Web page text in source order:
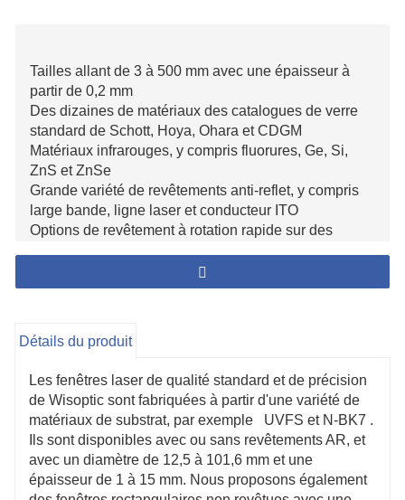
Tailles allant de 3 à 500 mm avec une épaisseur à
partir de 0,2 mm
Des dizaines de matériaux des catalogues de verre
standard de Schott, Hoya, Ohara et CDGM
Matériaux infrarouges, y compris fluorures, Ge, Si,
ZnS et ZnSe
Grande variété de revêtements anti-reflet, y compris
large bande, ligne laser et conducteur ITO
Options de revêtement à rotation rapide sur des
Dimensionnement personnalisé rapide de tous les
matériaux de verre flotté
Détails du produit
Les fenêtres laser de qualité standard et de précision
de Wisoptic sont fabriquées à partir d'une variété de
matériaux de substrat, par exemple UVFS et N-BK7 .
Ils sont disponibles avec ou sans revêtements AR, et
avec un diamètre de 12,5 à 101,6 mm et une
épaisseur de 1 à 15 mm. Nous proposons également